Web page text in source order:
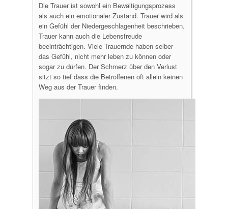
Die Trauer ist sowohl ein Bewältigungsprozess
als auch ein emotionaler Zustand. Trauer wird als
ein Gefühl der Niedergeschlagenheit beschrieben.
Trauer kann auch die Lebensfreude
beeinträchtigen. Viele Trauernde haben selber
das Gefühl, nicht mehr leben zu können oder
sogar zu dürfen. Der Schmerz über den Verlust
sitzt so tief dass die Betroffenen oft allein keinen
Weg aus der Trauer finden.